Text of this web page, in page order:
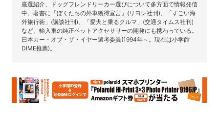
厳選紹介、ドッグフレンドリーカー選びについて多方面で情報発信
中。著書に「ぼくたちの外車獲得宣言」(リヨン社刊)、「すごい海
外旅行術」(講談社刊)、「愛犬と乗るクルマ」(交通タイムス社刊)
など。輸入車の純正ペットアクセサリーの開発にも携わっている。
日本カー・オブ・ザ・イヤー選考委員(1994年～。現在は小学館
DIME推薦)。